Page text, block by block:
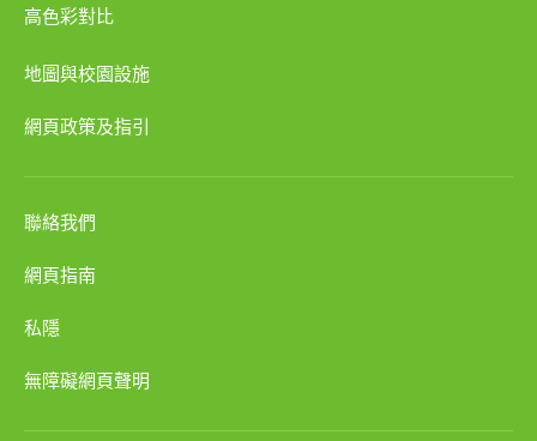
高色彩對比
地圖與校園設施
網頁政策及指引
聯絡我們
網頁指南
私隱
無障礙網頁聲明